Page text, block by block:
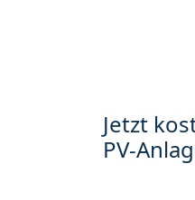
Jetzt
PV-